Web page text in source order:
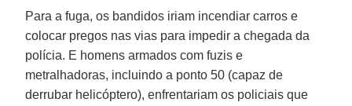
Para a fuga, os bandidos iriam incendiar carros e
colocar pregos nas vias para impedir a chegada da
polícia. E homens armados com fuzis e
metralhadoras, incluindo a ponto 50 (capaz de
derrubar helicóptero), enfrentariam os policiais que